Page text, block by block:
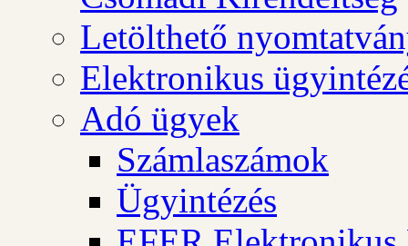
Letölthető
Elektronikus
Adó ügyek
Számlaszámok
Ügyintézés